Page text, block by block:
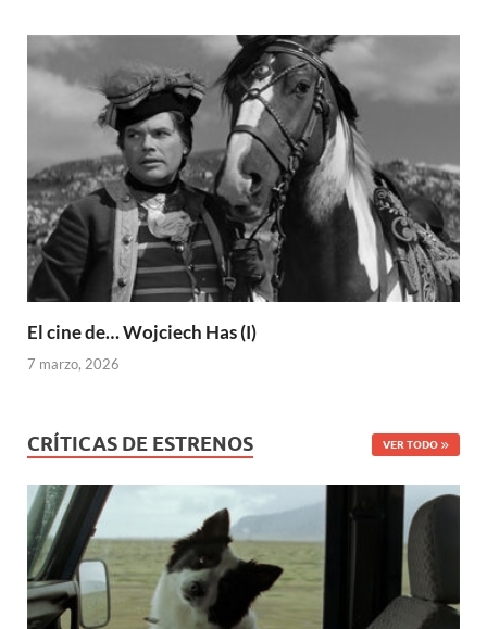
El cine de… Wojciech Has (I)
7 marzo, 2026
CRÍTICAS DE ESTRENOS VER TODO